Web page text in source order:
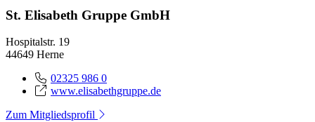
St. Elisabeth Gruppe GmbH
Hospitalstr. 19
44649 Herne
02325 986 0
www.elisabethgruppe.de
Zum Mitgliedsprofil